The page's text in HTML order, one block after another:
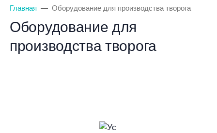
Главная Оборудование для производства творога
Оборудование для
производства творога